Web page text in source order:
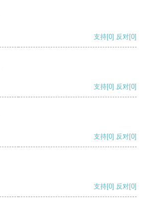
支持[0] 反对[0]
支持[0] 反对[0]
支持[0] 反对[0]
支持[0] 反对[0]